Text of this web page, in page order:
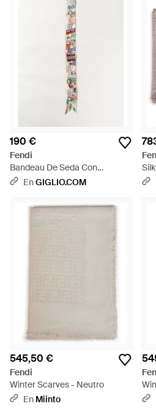
190 €
Fendi
Bandeau De Seda Con
Estampado De Monograma Ff
EnGIGLIO.COM
545,50 €
Fendi
Winter Scarves - Neutro
En Miinto